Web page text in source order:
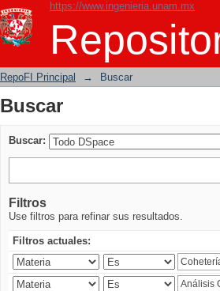
https://www.ingenieria.unam.mx
Buscar
RepoFI Principal → Buscar
Buscar
Buscar:
Filtros
Use filtros para refinar sus resultados.
Filtros actuales: